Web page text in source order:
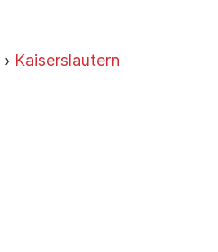
› Kaiserslautern